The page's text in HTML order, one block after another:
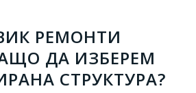
РЕМОНТИ
ДА ИЗБЕРЕМ
СТРУКТУРА?